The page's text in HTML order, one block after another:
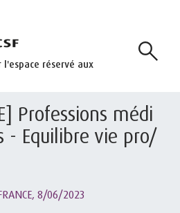
l'espace réservé aux
Professions médi
- Equilibre vie pro/
8/06/2023